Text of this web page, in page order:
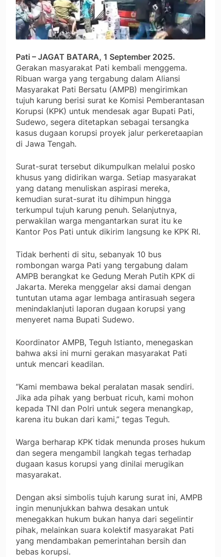
Pati – JAGAT BATARA, 1 September 2025.
Gerakan masyarakat Pati kembali menggema.
Ribuan warga yang tergabung dalam Aliansi
Masyarakat Pati Bersatu (AMPB) mengirimkan
tujuh karung berisi surat ke Komisi Pemberantasan
Korupsi (KPK) untuk mendesak agar Bupati Pati,
Sudewo, segera ditetapkan sebagai tersangka
kasus dugaan korupsi proyek jalur perkeretaapian
di Jawa Tengah.
Surat-surat tersebut dikumpulkan melalui posko
khusus yang didirikan warga. Setiap masyarakat
yang datang menuliskan aspirasi mereka,
kemudian surat-surat itu dihimpun hingga
terkumpul tujuh karung penuh. Selanjutnya,
perwakilan warga mengantarkan surat itu ke
Kantor Pos Pati untuk dikirim langsung ke KPK RI.
Tidak berhenti di situ, sebanyak 10 bus
rombongan warga Pati yang tergabung dalam
AMPB berangkat ke Gedung Merah Putih KPK di
Jakarta. Mereka menggelar aksi damai dengan
tuntutan utama agar lembaga antirasuah segera
menindaklanjuti laporan dugaan korupsi yang
menyeret nama Bupati Sudewo.
Koordinator AMPB, Teguh Istianto, menegaskan
bahwa aksi ini murni gerakan masyarakat Pati
untuk mencari keadilan.
“Kami membawa bekal peralatan masak sendiri.
Jika ada pihak yang berbuat ricuh, kami mohon
kepada TNI dan Polri untuk segera menangkap,
karena itu bukan dari kami,” tegas Teguh.
Warga berharap KPK tidak menunda proses hukum
dan segera mengambil langkah tegas terhadap
dugaan kasus korupsi yang dinilai merugikan
masyarakat.
Dengan aksi simbolis tujuh karung surat ini, AMPB
ingin menunjukkan bahwa desakan untuk
menegakkan hukum bukan hanya dari segelintir
pihak, melainkan suara kolektif masyarakat Pati
yang mendambakan pemerintahan bersih dan
bebas korupsi.